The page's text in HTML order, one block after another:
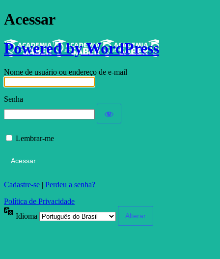
Acessar
Powered by WordPress
Nome de usuário ou endereço de e-mail
Senha
Lembrar-me
Cadastre-se | Perdeu a senha?
Política de Privacidade
Idioma